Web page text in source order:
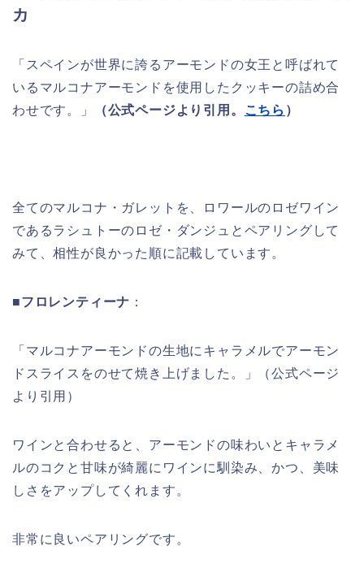
カ
「スペインが世界に誇るアーモンドの女王と呼ばれて
いるマルコナアーモンドを使用したクッキーの詰め合
わせです。」
（公式ページより引用。 こちら ）
全てのマルコナ・ガレットを、ロワールのロゼワイン
であるラシュトーのロゼ・ダンジュとペアリングして
みて、相性が良かった順に記載しています。
■フロレンティーナ ：
「マルコナアーモンドの生地にキャラメルでアーモン
ドスライスをのせて焼き上げました。」（公式ページ
より引用）
ワインと合わせると、アーモンドの味わいとキャラメ
ルのコクと甘味が綺麗にワインに馴染み、かつ、美味
しさをアップしてくれます。
非常に良いペアリングです。